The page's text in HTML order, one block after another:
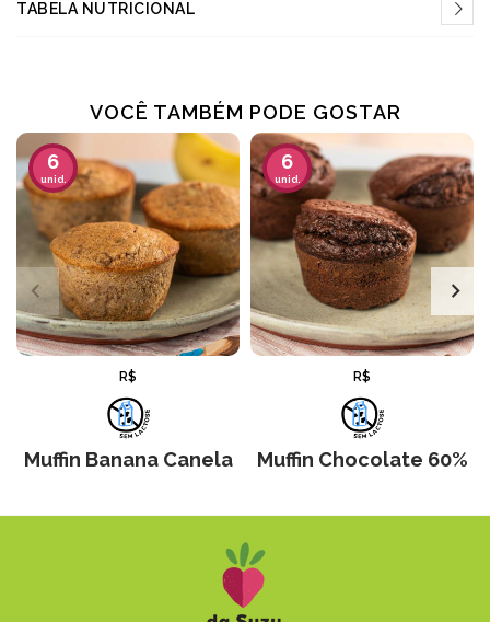
TABELA NUTRICIONAL
VOCÊ TAMBÉM PODE GOSTAR
6
unid.
Muffin Banana Canela
R$
6
unid.
Muffin Chocolate 60%
R$